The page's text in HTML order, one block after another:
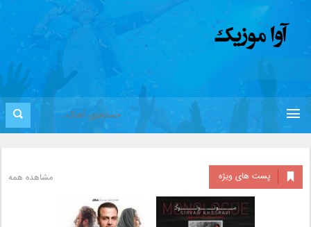
پست های ویژه مشاهده همه